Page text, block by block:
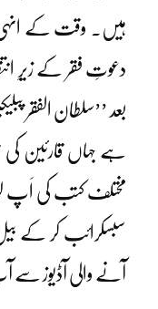
ہیں۔ وقت کے انہی
دعوتِ فقر کے زیرِ
بعد ’’سلطان الفقر
ہے جہاں قارئین
مختلف کتب کی اَپ
سبسکرائب کر کے
آنے والی آڈیوز سے